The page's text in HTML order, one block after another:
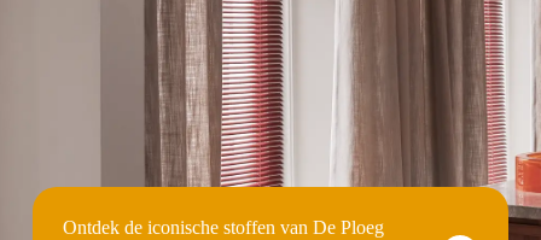
Ontdek de iconische stoffen van De Ploeg